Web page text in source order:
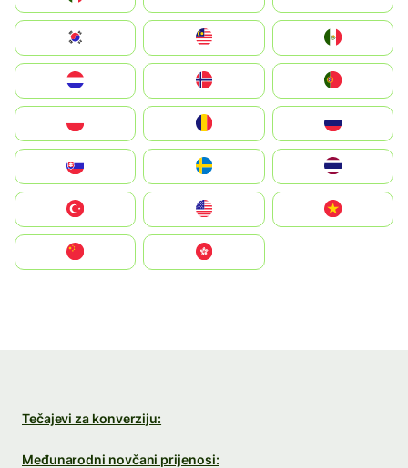
South Korea
United States
中國香港特別行政區
Tečajevi za konverziju:
Međunarodni novčani prijenosi: